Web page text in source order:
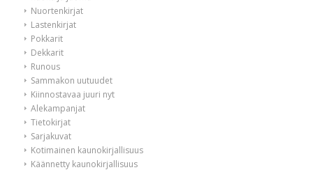
Nuortenkirjat
Lastenkirjat
Pokkarit
Dekkarit
Runous
Sammakon uutuudet
Kiinnostavaa juuri nyt
Alekampanjat
Tietokirjat
Sarjakuvat
Kotimainen kaunokirjallisuus
Käännetty kaunokirjallisuus